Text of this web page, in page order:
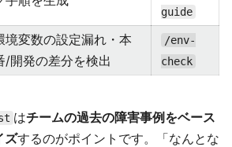
guide
境変数の設定漏れ・本
/開発の差分を検出
/env-
check
はチームの過去の障害事例をベース
ズするのがポイントです。「なんとな